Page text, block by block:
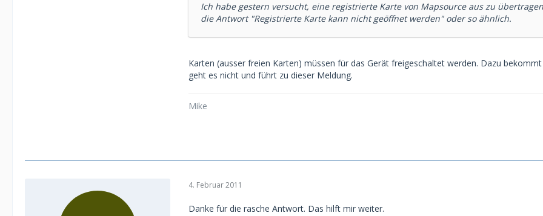
Ich habe gestern versucht, eine registrierte Karte von Mapsource aus zu
die Antwort "Registrierte Karte kann nicht geöffnet werden" oder so ähnlich.
Karten (ausser freien Karten) müssen für das Gerät freigeschaltet werden. Dazu
geht es nicht und führt zu dieser Meldung.
Mike
4. Februar 2011
Danke für die rasche Antwort. Das hilft mir weiter.